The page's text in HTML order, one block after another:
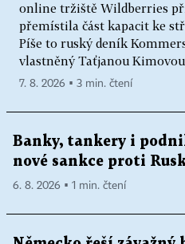
online tržiště Wildberries
přemístila část kapacit ke
Píše to ruský deník
vlastněný Taťjanou
7. 8. 2026 ▪ 3 min. čtení
Banky, tankery i
nové sankce proti
6. 8. 2026 ▪ 1 min. čtení